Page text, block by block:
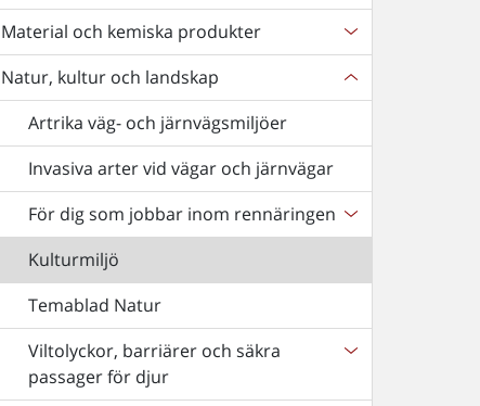
Material och kemiska produkter
Natur, kultur och landskap
Artrika väg- och järnvägsmiljöer
Invasiva arter vid vägar och järnvägar
För dig som jobbar inom rennäringen
Kulturmiljö
Temablad Natur
Viltolyckor, barriärer och säkra
passager för djur